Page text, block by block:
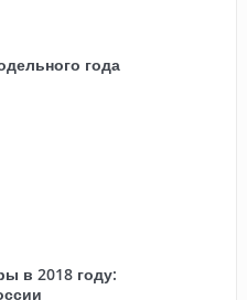
года
в 2018 году: